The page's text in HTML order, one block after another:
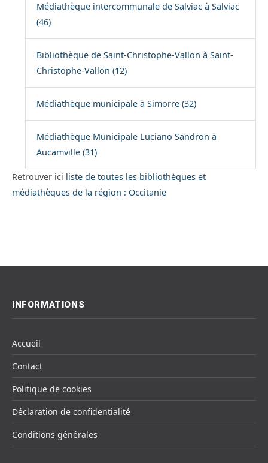
Médiathèque intercommunale de Salviac à Salviac
(46)
Bibliothèque de Saint-Christophe-Vallon à Saint-
Christophe-Vallon (12)
Médiathèque municipale à Simorre (32)
Médiathèque Municipale Luciano Sandron à
Aucamville (31)
Retrouver ici liste de toutes les bibliothèques et
médiathèques de la région : Occitanie
INFORMATIONS
Accueil
Contact
Politique de cookies
Déclaration de confidentialité
Conditions générales